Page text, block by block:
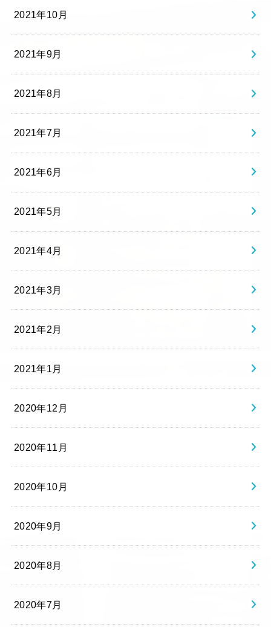
2021年10月
2021年9月
2021年8月
2021年7月
2021年6月
2021年5月
2021年4月
2021年3月
2021年2月
2021年1月
2020年12月
2020年11月
2020年10月
2020年9月
2020年8月
2020年7月